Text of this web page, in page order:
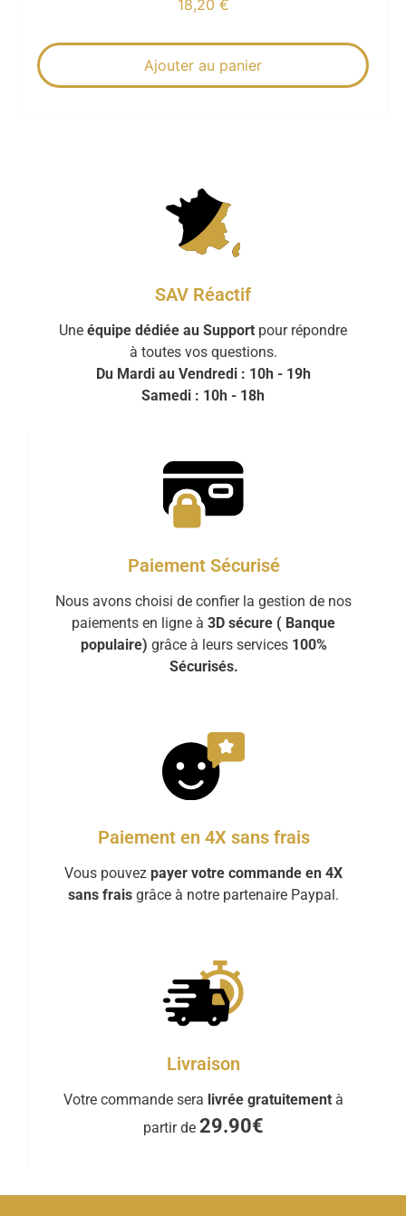
18,20 €
Ajouter au panier
SAV Réactif
Une équipe dédiée au Support pour répondre
à toutes vos questions.
Du Mardi au Vendredi : 10h - 19h
Samedi : 10h - 18h
Paiement Sécurisé
Nous avons choisi de confier la gestion de nos
paiements en ligne à 3D sécure ( Banque
populaire) grâce à leurs services 100%
Sécurisés.
Paiement en 4X sans frais
Vous pouvez payer votre commande en 4X
sans frais grâce à notre partenaire Paypal.
Livraison
Votre commande sera livrée gratuitement à
partir de 29.90€